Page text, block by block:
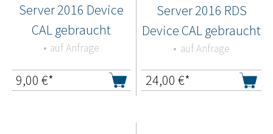
Server 2016 Device
CAL gebraucht
auf Anfrage
9,00 €*
Server 2016 RDS
Device CAL gebraucht
auf Anfrage
24,00 €*